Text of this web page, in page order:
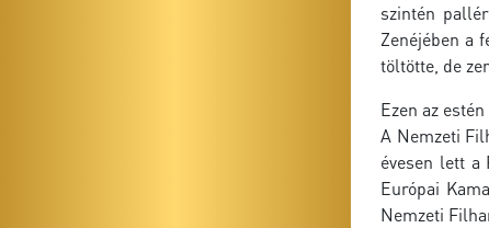
szintén
Zenéjében a
töltötte, de
Ezen az
A Nemzeti
évesen lett a
Európai
Nemzeti